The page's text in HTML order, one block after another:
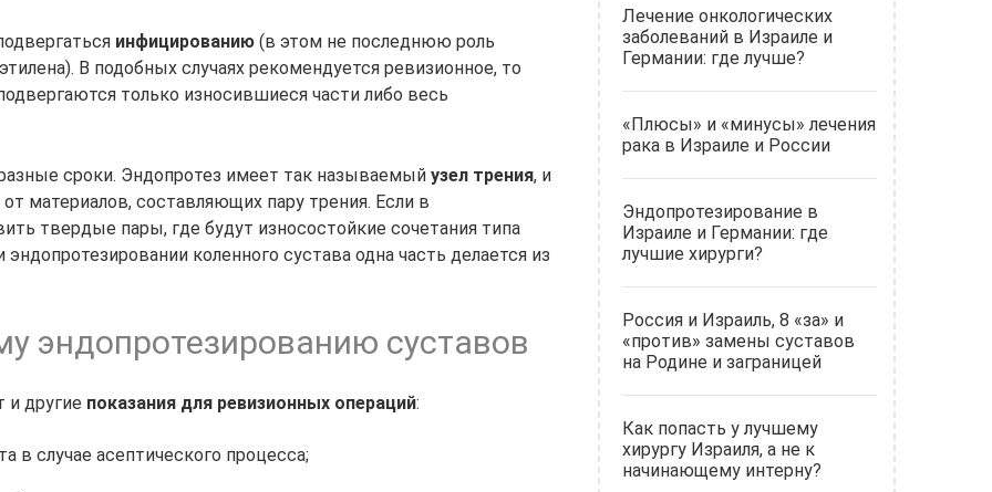
инфицированию (в этом не последнюю роль
В подобных случаях рекомендуется ревизионное, то
только износившиеся части либо весь
сроки. Эндопротез имеет так называемый узел трения, и
материалов, составляющих пару трения. Если в
твердые пары, где будут износостойкие сочетания типа
коленного сустава одна часть делается из
эндопротезированию суставов
другие показания для ревизионных операций:
в случае асептического процесса;
Лечение онкологических
заболеваний в Израиле и
Германии: где лучше?
«Плюсы» и «минусы» лечения
рака в Израиле и России
Эндопротезирование в
Израиле и Германии: где
лучшие хирурги?
Россия и Израиль, 8 «за» и
«против» замены суставов
на Родине и заграницей
Как попасть у лучшему
хирургу Израиля, а не к
начинающему интерну?